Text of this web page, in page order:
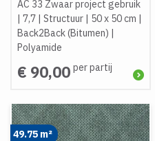
AC 33 Zwaar project gebruik
| 7,7 | Structuur | 50 x 50 cm |
Back2Back (Bitumen) |
Polyamide
€ 90,00 per partij
49.75 m²